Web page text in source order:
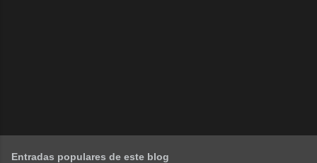
Entradas populares de este blog